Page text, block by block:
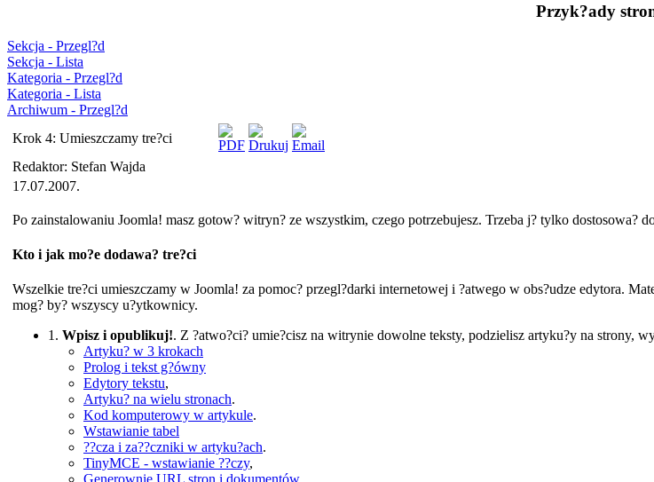
Przyk?ady
Sekcja - Przegl?d
Sekcja - Lista
Kategoria - Przegl?d
Kategoria - Lista
Archiwum - Przegl?d
Krok 4: Umieszczamy tre?ci
Redaktor: Stefan Wajda
17.07.2007.
Po zainstalowaniu Joomla! masz gotow? witryn? ze wszystkim, czego potrzebujesz. Trzeba j? tylko dostosowa?
Kto i jak mo?e dodawa? tre?ci
Wszelkie tre?ci umieszczamy w Joomla! za pomoc? przegl?darki internetowej i ?atwego w obs?udze edytora.
mog? by? wszyscy u?ytkownicy.
1. Wpisz i opublikuj!. Z ?atwo?ci? umie?cisz na witrynie dowolne teksty, podzielisz artyku?y na strony,
Artyku? w 3 krokach
Prolog i tekst g?ówny
Edytory tekstu,
Artyku? na wielu stronach.
Kod komputerowy w artykule.
Wstawianie tabel
??cza i za??czniki w artyku?ach.
TinyMCE - wstawianie ??czy,